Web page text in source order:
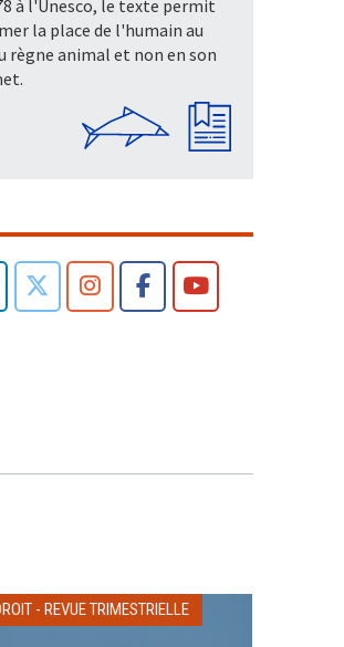
à l'Unesco, le texte permit
la place de l'humain au
règne animal et non en son
- REVUE TRIMESTRIELLE